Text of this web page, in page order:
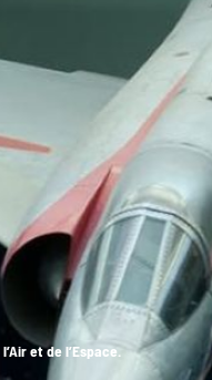
et de l’Espace.